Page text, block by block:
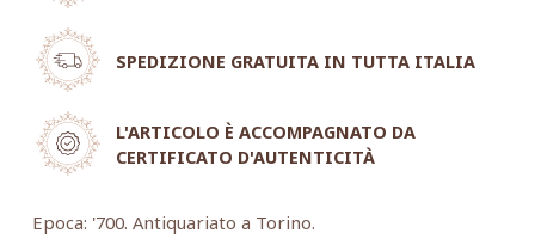
SPEDIZIONE GRATUITA IN TUTTA ITALIA
L'ARTICOLO È ACCOMPAGNATO DA
CERTIFICATO D'AUTENTICITÀ
Epoca: '700. Antiquariato a Torino.